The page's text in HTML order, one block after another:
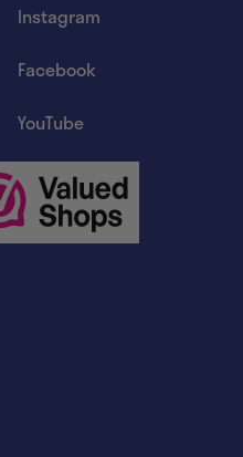
Instagram
Facebook
YouTube